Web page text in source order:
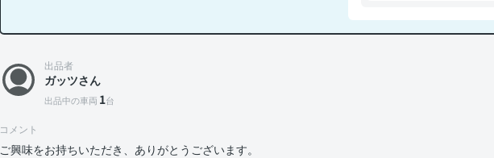
出品者
ガッツさん
出品中の車両 1台
コメント
ご興味をお持ちいただき、ありがとうございます。